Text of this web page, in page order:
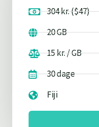
304 kr. ($47)
20 GB
15 kr. / GB
30 dage
Fiji